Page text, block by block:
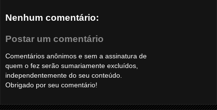
Nenhum comentário:
Postar um comentário
Comentários anônimos e sem a assinatura de
quem o fez serão sumariamente excluídos,
independentemente do seu conteúdo.
Obrigado por seu comentário!